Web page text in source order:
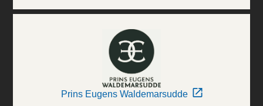
Prins Eugens Waldemarsudde